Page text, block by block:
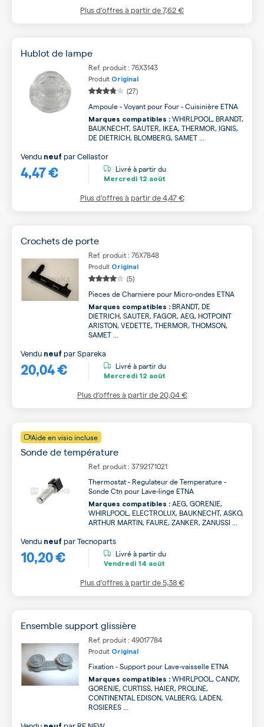
Plus d’offres à partir de7,62 €
Hublot de lampe
Ref. produit : 76X3143
Produit Original
(27)
Ampoule - Voyant pour Four - Cuisinière ETNA
Marques compatibles : WHIRLPOOL, BRANDT,
BAUKNECHT, SAUTER, IKEA, THERMOR, IGNIS,
DE DIETRICH, BLOMBERG, SAMET ...
4,47 €
Vendu neuf parCellastor
Livré à partir du
Mercredi 12 août
Plus d’offres à partir de4,47 €
Crochets de porte
Ref. produit : 76X7848
Produit Original
(5)
Pieces de Charniere pour Micro-ondes ETNA
Marques compatibles : BRANDT, DE
DIETRICH, SAUTER, FAGOR, AEG, HOTPOINT
ARISTON, VEDETTE, THERMOR, THOMSON,
SAMET ...
20,04 €
Vendu neuf parSpareka
Livré à partir du
Mercredi 12 août
Plus d’offres à partir de20,04 €
Aide en visio incluse
Sonde de température
Ref. produit : 3792171021
Thermostat - Regulateur de Temperature -
Sonde Ctn pour Lave-linge ETNA
Marques compatibles : AEG, GORENJE,
WHIRLPOOL, ELECTROLUX, BAUKNECHT, ASKO,
ARTHUR MARTIN, FAURE, ZANKER, ZANUSSI ...
10,20 €
Vendu neuf parTecnoparts
Livré à partir du
Vendredi 14 août
Plus d’offres à partir de5,38 €
Ensemble support glissière
Ref. produit : 49017784
Produit Original
Fixation - Support pour Lave-vaisselle ETNA
Marques compatibles : WHIRLPOOL, CANDY,
GORENJE, CURTISS, HAIER, PROLINE,
CONTINENTAL EDISON, VALBERG, LADEN,
ROSIERES ...